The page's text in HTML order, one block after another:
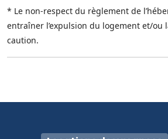
* Le non-respect du règlement de
entraîner l’expulsion du logement et/ou
caution.